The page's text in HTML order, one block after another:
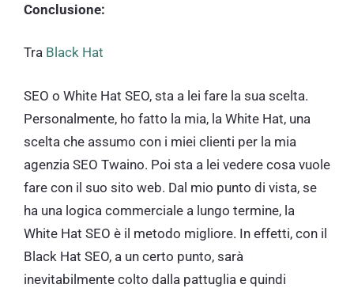
Conclusione:
Tra Black Hat
SEO o White Hat SEO, sta a lei fare la sua scelta.
Personalmente, ho fatto la mia, la White Hat, una
scelta che assumo con i miei clienti per la mia
agenzia SEO Twaino. Poi sta a lei vedere cosa vuole
fare con il suo sito web. Dal mio punto di vista, se
ha una logica commerciale a lungo termine, la
White Hat SEO è il metodo migliore. In effetti, con il
Black Hat SEO, a un certo punto, sarà
inevitabilmente colto dalla pattuglia e quindi